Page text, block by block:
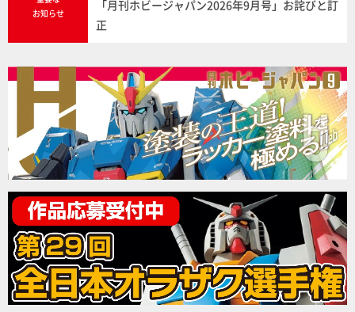
お知らせ
「月刊ホビージャパン2026年9月号」お詫びと訂
正